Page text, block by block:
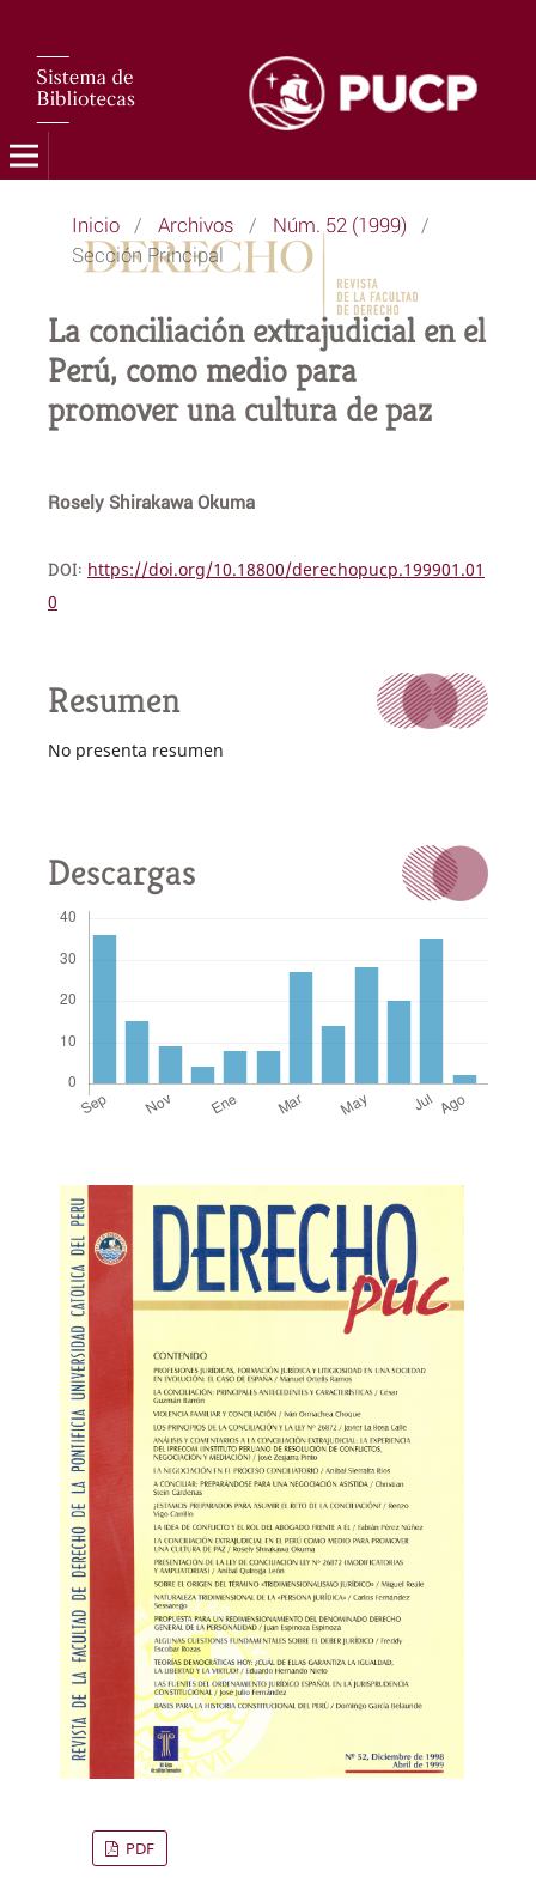
Inicio / Archivos / Núm. 52 (1999) /
Sección Principal
La conciliación extrajudicial en el
Perú, como medio para
promover una cultura de paz
Rosely Shirakawa Okuma
DOI: https://doi.org/10.18800/derechopucp.199901.01
0
Resumen
No presenta resumen
Descargas
PDF